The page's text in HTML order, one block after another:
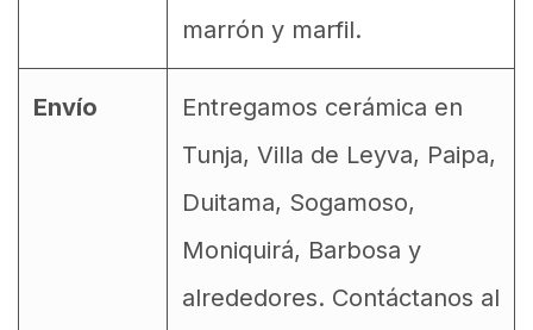
marrón y marfil.
Envío
Entregamos cerámica en
Tunja, Villa de Leyva, Paipa,
Duitama, Sogamoso,
Moniquirá, Barbosa y
alrededores. Contáctanos al